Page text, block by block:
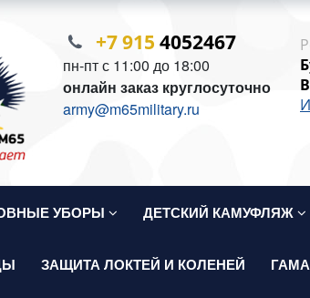
+7 915 4052467
пн-пт с 11:00 до 18:00
онлайн заказ круглосуточно
army@m65military.ru
УБОРЫ ДЕТСКИЙ КАМУФЛЯЖ
ЗАЩИТА ЛОКТЕЙ И КОЛЕНЕЙ